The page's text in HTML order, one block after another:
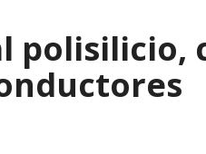
polisilicio,